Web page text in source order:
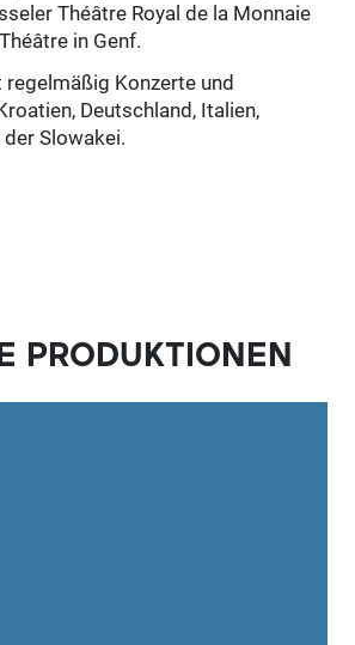
Théâtre Royal de la Monnaie
in Genf.
Konzerte und
Deutschland, Italien,
Slowakei.
PRODUKTIONEN